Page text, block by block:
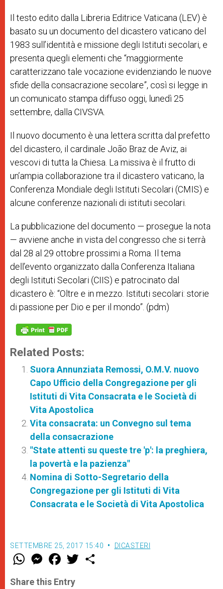
Il testo edito dalla Libreria Editrice Vaticana (LEV) è
basato su un documento del dicastero vaticano del
1983 sull’identità e missione degli Istituti secolari, e
presenta quegli elementi che “maggiormente
caratterizzano tale vocazione evidenziando le nuove
sfide della consacrazione secolare”, così si legge in
un comunicato stampa diffuso oggi, lunedì 25
settembre, dalla CIVSVA.
Il nuovo documento è una lettera scritta dal prefetto
del dicastero, il cardinale João Braz de Aviz, ai
vescovi di tutta la Chiesa. La missiva è il frutto di
un’ampia collaborazione tra il dicastero vaticano, la
Conferenza Mondiale degli Istituti Secolari (CMIS) e
alcune conferenze nazionali di istituti secolari.
La pubblicazione del documento — prosegue la nota
— avviene anche in vista del congresso che si terrà
dal 28 al 29 ottobre prossimi a Roma. Il tema
dell’evento organizzato dalla Conferenza Italiana
degli Istituti Secolari (CIIS) e patrocinato dal
dicastero è: “Oltre e in mezzo. Istituti secolari: storie
di passione per Dio e per il mondo”. (pdm)
Related Posts:
Suora Annunziata Remossi, O.M.V. nuovo
Capo Ufficio della Congregazione per gli
Istituti di Vita Consacrata e le Società di
Vita Apostolica
Vita consacrata: un Convegno sul tema
della consacrazione
"State attenti su queste tre 'p': la preghiera,
la povertà e la pazienza"
Nomina di Sotto-Segretario della
Congregazione per gli Istituti di Vita
Consacrata e le Società di Vita Apostolica
SETTEMBRE 25, 2017 15:40 DICASTERI
W
t
s
M
e
s
e
F
a
e
b
w
Share this Entry